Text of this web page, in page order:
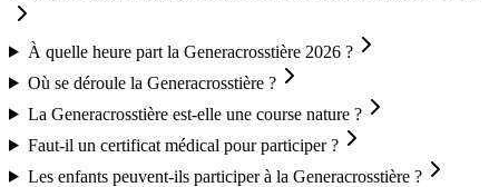
À quelle heure part la Generacrosstière 2026 ?
Où se déroule la Generacrosstière ?
La Generacrosstière est-elle une course nature ?
Faut-il un certificat médical pour participer ?
Les enfants peuvent-ils participer à la Generacrosstière ?